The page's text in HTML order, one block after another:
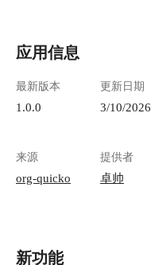
应用信息
最新版本
1.0.0
更新日期
3/10/2026
来源
org-quicko
提供者
卓帅
新功能